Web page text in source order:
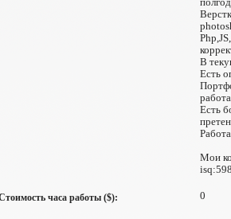
В
Есть
Есть
Мои
часа работы ($): 0